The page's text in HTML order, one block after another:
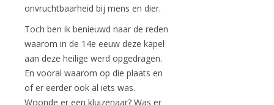
onvruchtbaarheid bij mens en dier.
Toch ben ik benieuwd naar de reden
waarom in de 14e eeuw deze kapel
aan deze heilige werd opgedragen.
En vooral waarom op die plaats en
of er eerder ook al iets was.
Woonde er een kluizenaar? Was er